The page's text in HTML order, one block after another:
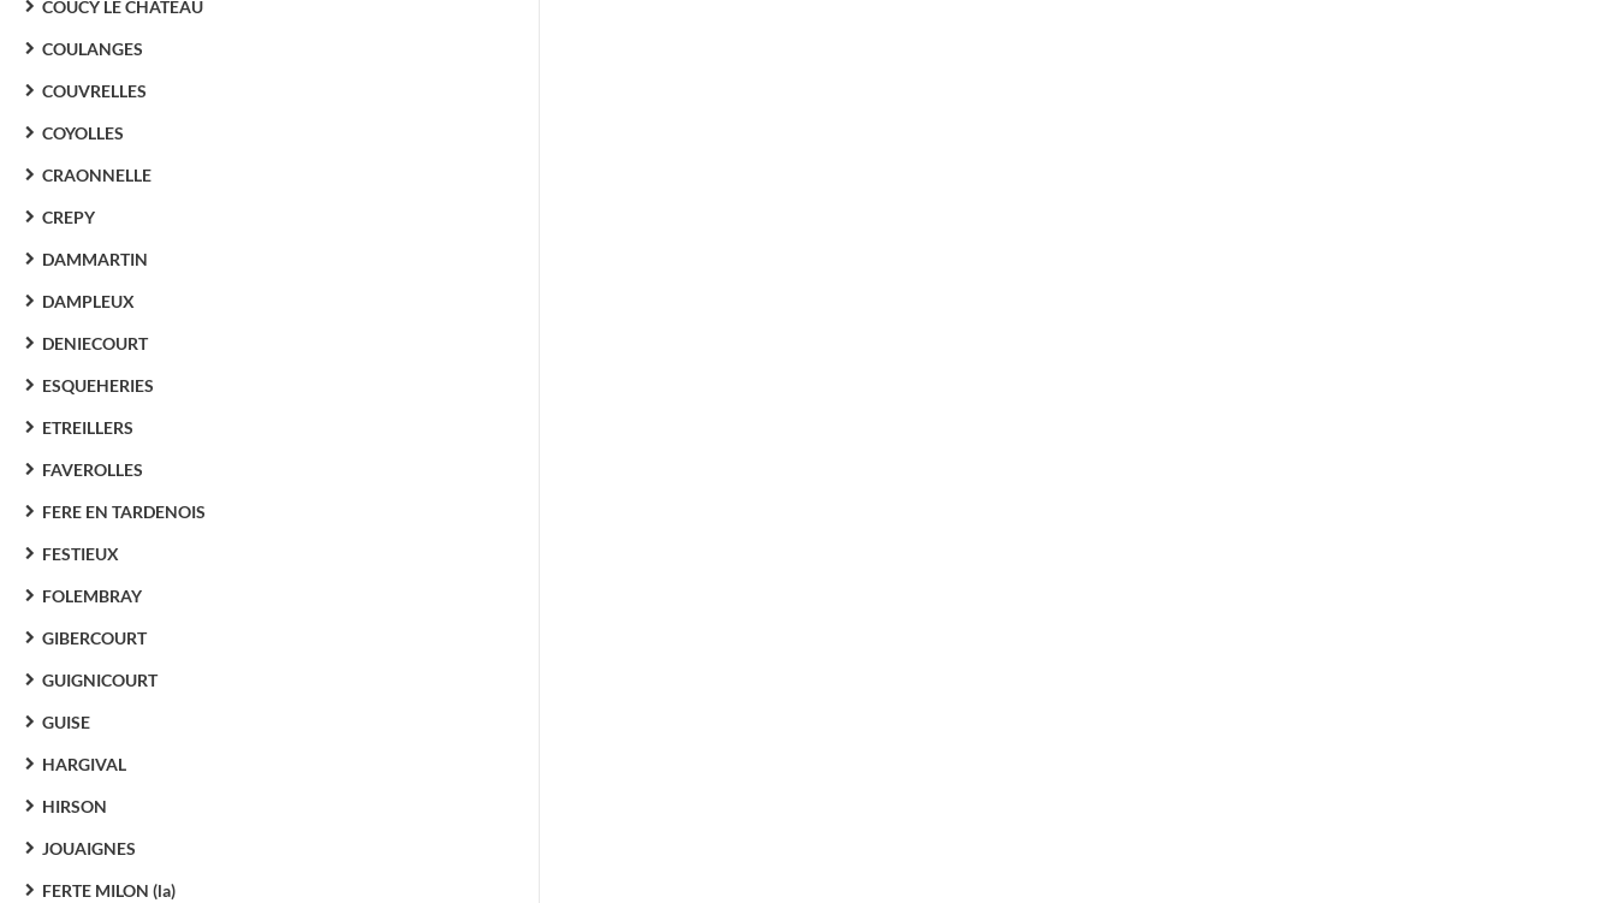
COUCY LE CHATEAU
COULANGES
COUVRELLES
COYOLLES
CRAONNELLE
CREPY
DAMMARTIN
DAMPLEUX
DENIECOURT
ESQUEHERIES
ETREILLERS
FAVEROLLES
FERE EN TARDENOIS
FESTIEUX
FOLEMBRAY
GIBERCOURT
GUIGNICOURT
GUISE
HARGIVAL
HIRSON
JOUAIGNES
FERTE MILON (la)